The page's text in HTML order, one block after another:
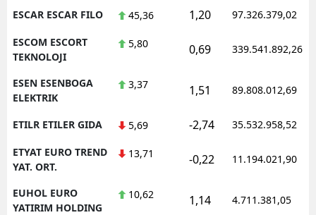
ESCAR ESCAR FILO 45,36 1,20 97.326.379,02
ESCOM ESCORT
TEKNOLOJI
5,80 0,69 339.541.892,26
ESEN ESENBOGA
ELEKTRIK
3,37 1,51 89.808.012,69
ETILR ETILER GIDA 5,69 -2,74 35.532.958,52
ETYAT EURO TREND
YAT. ORT.
13,71 -0,22 11.194.021,90
EUHOL EURO
YATIRIM HOLDING
10,62 1,14 4.711.381,05